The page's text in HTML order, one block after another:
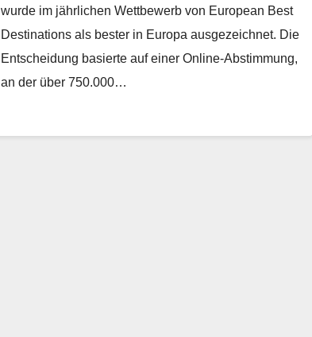
wurde im jährlichen Wettbewerb von European Best
Destinations als bester in Europa ausgezeichnet. Die
Entscheidung basierte auf einer Online-Abstimmung,
an der über 750.000…